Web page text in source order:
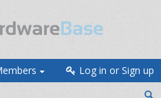
Log in or Sign up